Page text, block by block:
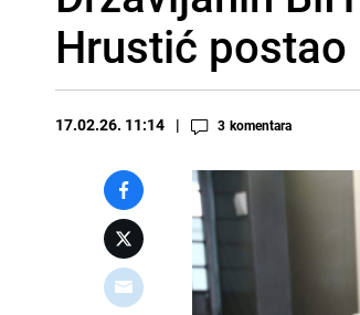
Hrustić
17.02.26. 11:14 3 komentara